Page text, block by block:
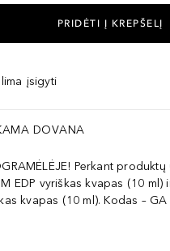
PRIDĖTI Į KREPŠELĮ
įsigyti
DOVANA
Perkant
EDP vyriškas kvapas (10 ml)
kvapas (10 ml). Kodas – GA